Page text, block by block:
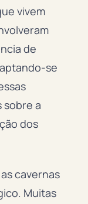
vivem
de
se
sobre a
dos
cavernas
Muitas